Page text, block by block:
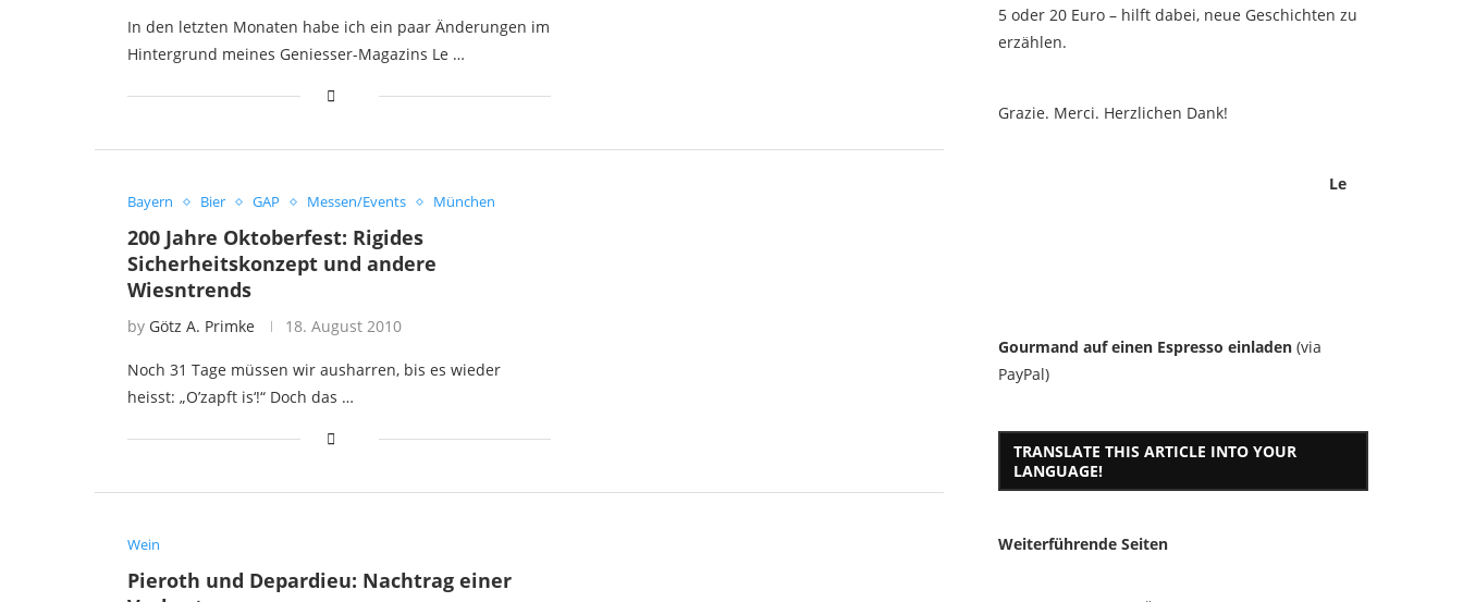
In den letzten Monaten habe ich ein paar Änderungen im
Hintergrund meines Geniesser-Magazins Le …
Bayern Bier GAP Messen/Events München
200 Jahre Oktoberfest: Rigides
Sicherheitskonzept und andere
Wiesntrends
by Götz A. Primke 18. August 2010
Noch 31 Tage müssen wir ausharren, bis es wieder
heisst: „O’zapft is‘!“ Doch das …
Wein
Pieroth und Depardieu: Nachtrag einer
5 oder 20 Euro – hilft dabei, neue Geschichten zu
erzählen.
Grazie. Merci. Herzlichen Dank!
Le
Gourmand auf einen Espresso einladen (via
PayPal)
TRANSLATE THIS ARTICLE INTO YOUR
LANGUAGE!
Weiterführende Seiten